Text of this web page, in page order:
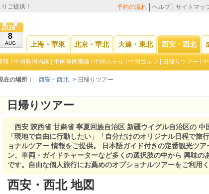
ご提供！ 予約の流れ ヘルプ サイトマッ
2026
8
AUG 上海・華東 北京・華北 大連・東北 西安・西北
報 中国発国内線 中国発国際線 中国ホテル 中国ゴルフ 日帰りツアー
在の場所： 西安・西北 > 日帰りツアー
日帰りツアー
西安 陝西省 甘粛省 寧夏回族自治区 新疆ウイグル自治区の 中
「現地で自由に行動したい」「自分だけのオリジナル日程で
ョナルツアー 情報をご提供。 日本語ガイド付きの定番観光ツ
ン、車両・ガイドチャーターなど多くの選択肢の中から 興味
です。自由な個人旅行にお薦めのオプショナルツアーをご利用く
西安・西北 地図